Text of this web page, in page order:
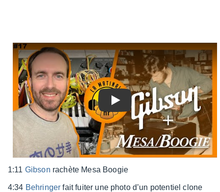
Play
1:11 Gibson rachète Mesa Boogie
4:34 Behrin­ger fait fuiter une photo d’un poten­tiel clone